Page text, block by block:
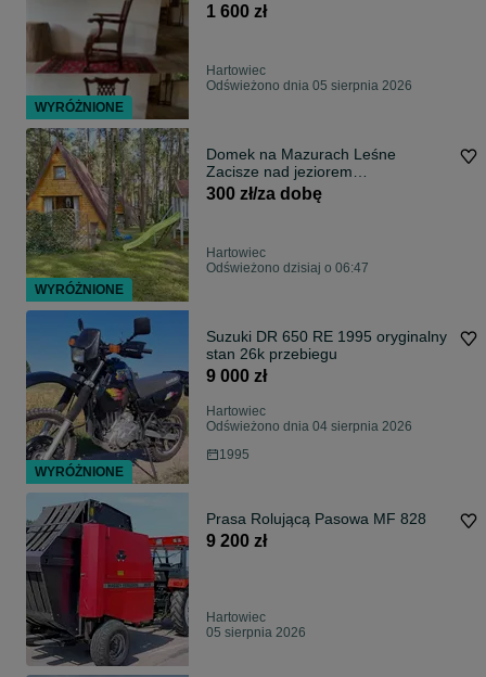
1 600 zł
Hartowiec
Odświeżono dnia 05 sierpnia 2026
Domek na Mazurach Leśne
Zacisze nad jeziorem
Hartowieckim. Noclegi
300 zł/za dobę
Hartowiec
Odświeżono dzisiaj o 06:47
Suzuki DR 650 RE 1995 oryginalny
stan 26k przebiegu
9 000 zł
Hartowiec
Odświeżono dnia 04 sierpnia 2026
1995
Prasa Rolującą Pasowa MF 828
9 200 zł
Hartowiec
05 sierpnia 2026
WYRÓŻNIONE
WYRÓŻNIONE
WYRÓŻNIONE